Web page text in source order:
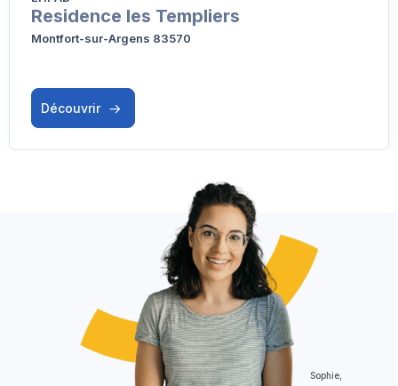
Residence les Templiers
Montfort-sur-Argens 83570
Découvrir
Sophie,